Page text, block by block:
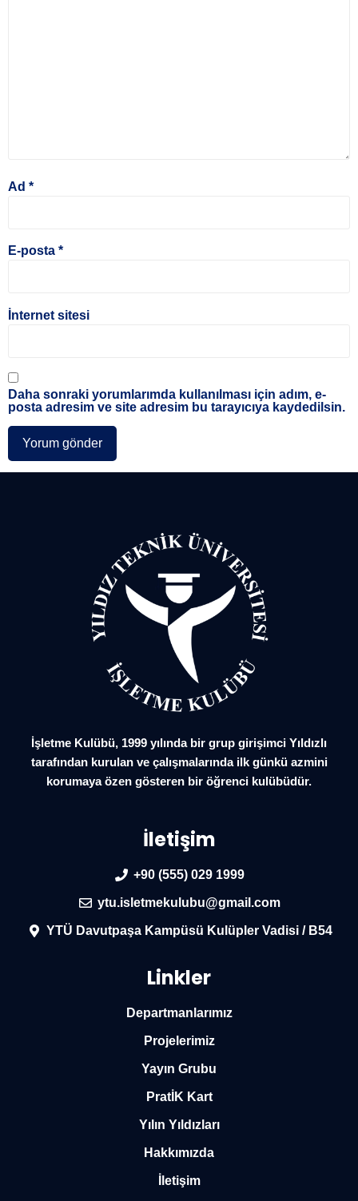
Ad *
E-posta *
İnternet sitesi
Daha sonraki yorumlarımda kullanılması için adım, e-
posta adresim ve site adresim bu tarayıcıya kaydedilsin.
İşletme Kulübü, 1999 yılında bir grup girişimci Yıldızlı
tarafından kurulan ve çalışmalarında ilk günkü azmini
korumaya özen gösteren bir öğrenci kulübüdür.
İletişim
+90 (555) 029 1999
ytu.isletmekulubu@gmail.com
YTÜ Davutpaşa Kampüsü Kulüpler Vadisi / B54
Linkler
Departmanlarımız
Projelerimiz
Yayın Grubu
PratİK Kart
Yılın Yıldızları
Hakkımızda
İletişim